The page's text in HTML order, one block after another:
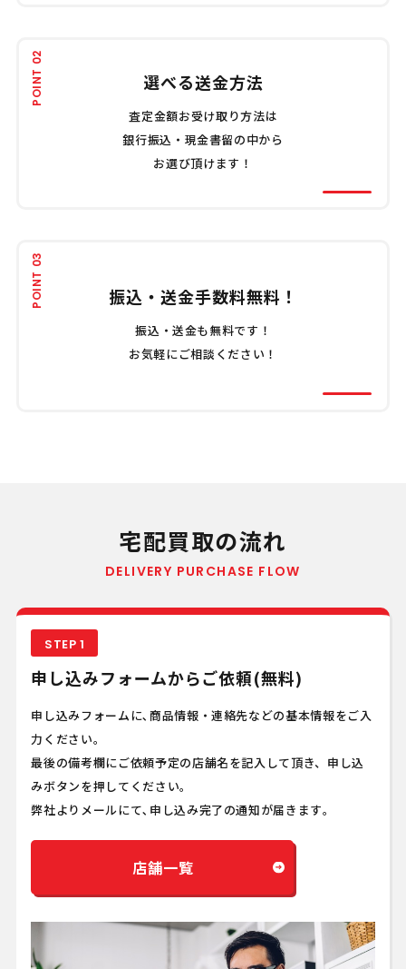
POINT 02 選べる送金方法
査定金額お受け取り方法は
銀行振込・現金書留の中から
お選び頂けます！
POINT 03 振込・送金手数料無料！
振込・送金も無料です！
お気軽にご相談ください！
宅配買取の流れ
DELIVERY PURCHASE FLOW
STEP 1
申し込みフォームからご依頼(無料)
申し込みフォームに､商品情報・連絡先などの基本情報をご入
力ください。
最後の備考欄にご依頼予定の店舗名を記入して頂き、申し込
みボタンを押してください。
弊社よりメールにて､申し込み完了の通知が届きます｡
店舗一覧